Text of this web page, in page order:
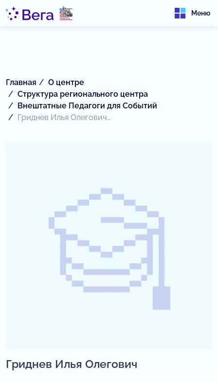
Меню
Главная
О центре
Структура регионального центра
Внештатные Педагоги для Событий
Гриднев Илья Олегович...
Гриднев Илья Олегович